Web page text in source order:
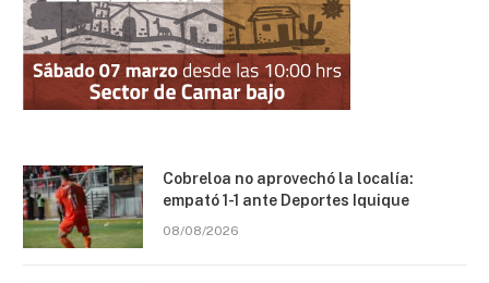
Cobreloa no aprovechó la localía:
empató 1-1 ante Deportes Iquique
08/08/2026